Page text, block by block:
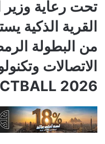
تحت رعاية وزير
من البطولة
الاتصالات
2026